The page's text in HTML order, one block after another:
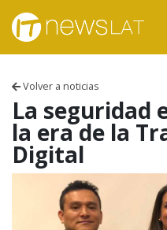
Skip to content
Volver a noticias
La seguridad
la era de la
Digital